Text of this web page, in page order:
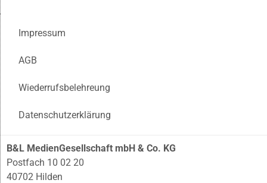
Impressum
AGB
Wiederrufsbelehreung
Datenschutzerklärung
B&L MedienGesellschaft mbH & Co. KG
Postfach 10 02 20
40702 Hilden